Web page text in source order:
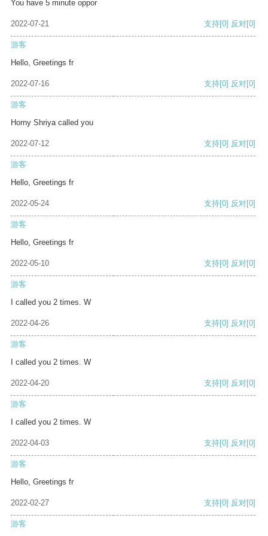
You have 5 minute oppor
2022-07-21 支持[0] 反对[0]
游客
Hello, Greetings fr
2022-07-16 支持[0] 反对[0]
游客
Horny Shriya called you
2022-07-12 支持[0] 反对[0]
游客
Hello, Greetings fr
2022-05-24 支持[0] 反对[0]
游客
Hello, Greetings fr
2022-05-10 支持[0] 反对[0]
游客
I called you 2 times. W
2022-04-26 支持[0] 反对[0]
游客
I called you 2 times. W
2022-04-20 支持[0] 反对[0]
游客
I called you 2 times. W
2022-04-03 支持[0] 反对[0]
游客
Hello, Greetings fr
2022-02-27 支持[0] 反对[0]
游客